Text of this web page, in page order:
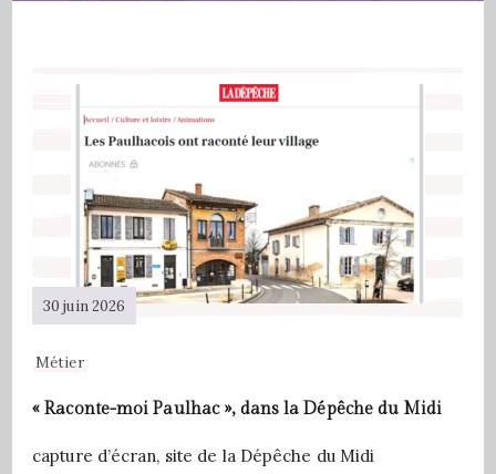
30 juin 2026
Métier
« Raconte-moi Paulhac », dans la Dépêche du Midi
capture d’écran, site de la Dépêche du Midi